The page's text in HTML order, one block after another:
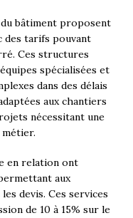
bâtiment proposent
des tarifs pouvant
Ces structures
spécialisées et
dans des délais
aux chantiers
nécessitant une
en relation ont
aux
devis. Ces services
de 10 à 15% sur le